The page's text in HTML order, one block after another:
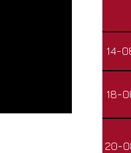
14-
18-
20-